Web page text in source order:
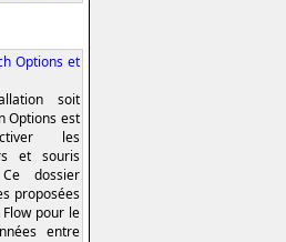
Options et
soit
Options est
les
et souris
dossier
proposées
pour le
entre